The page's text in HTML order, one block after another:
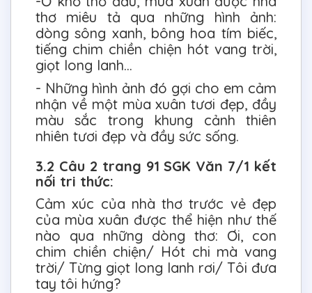
thơ miêu tả qua những hình ảnh:
dòng sông xanh, bông hoa tím biếc,
tiếng chim chiền chiện hót vang trời,
giọt long lanh...
- Những hình ảnh đó gợi cho em cảm
nhận về một mùa xuân tươi đẹp, đầy
màu sắc trong khung cảnh thiên
nhiên tươi đẹp và đầy sức sống.
3.2 Câu 2 trang 91 SGK Văn 7/1 kết
nối tri thức:
Cảm xúc của nhà thơ trước vẻ đẹp
của mùa xuân được thể hiện như thế
nào qua những dòng thơ: Ơi, con
chim chiền chiện/ Hót chi mà vang
trời/ Từng giọt long lanh rơi/ Tôi đưa
tay tôi hứng?